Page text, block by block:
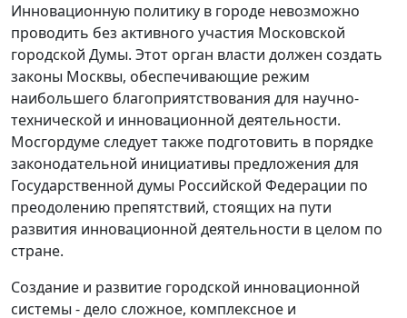
Инновационную политику в городе невозможно
проводить без активного участия Московской
городской Думы. Этот орган власти должен создать
законы Москвы, обеспечивающие режим
наибольшего благоприятствования для научно-
технической и инновационной деятельности.
Мосгордуме следует также подготовить в порядке
законодательной инициативы предложения для
Государственной думы Российской Федерации по
преодолению препятствий, стоящих на пути
развития инновационной деятельности в целом по
стране.
Создание и развитие городской инновационной
системы - дело сложное, комплексное и